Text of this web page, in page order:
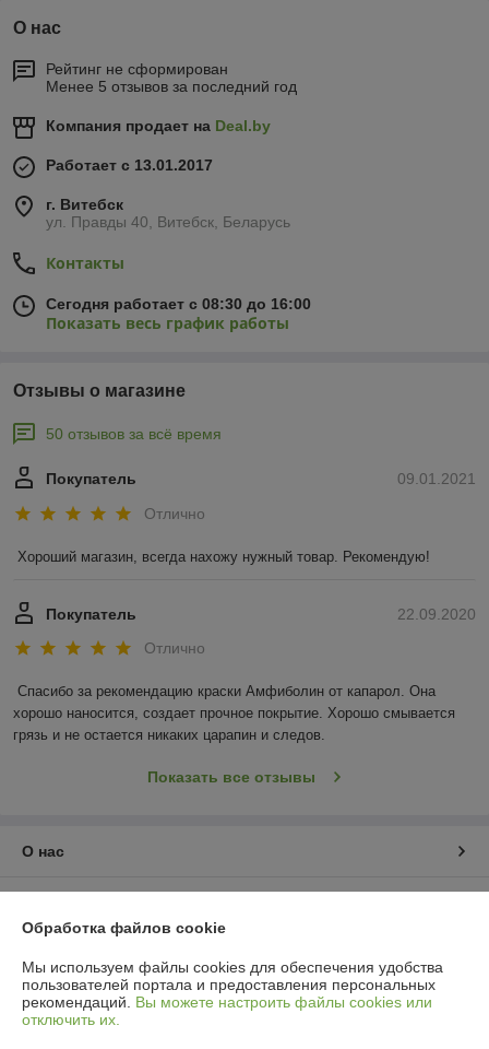
О нас
Рейтинг не сформирован
Менее 5 отзывов за последний год
Компания продает на Deal.by
Работает с 13.01.2017
г. Витебск
ул. Правды 40, Витебск, Беларусь
Контакты
Сегодня работает с 08:30 до 16:00
Показать весь график работы
Отзывы о магазине
50 отзывов за всё время
09.01.2021
Покупатель
Отлично
Хороший магазин, всегда нахожу нужный товар. Рекомендую!
22.09.2020
Покупатель
Отлично
Спасибо за рекомендацию краски Амфиболин от капарол. Она
хорошо наносится, создает прочное покрытие. Хорошо смывается
грязь и не остается никаких царапин и следов.
Показать все отзывы
О нас
График работы
Обработка файлов cookie
Мы используем файлы cookies для обеспечения удобства
пользователей портала и предоставления персональных
рекомендаций. Вы можете настроить файлы cookies или
отключить их.